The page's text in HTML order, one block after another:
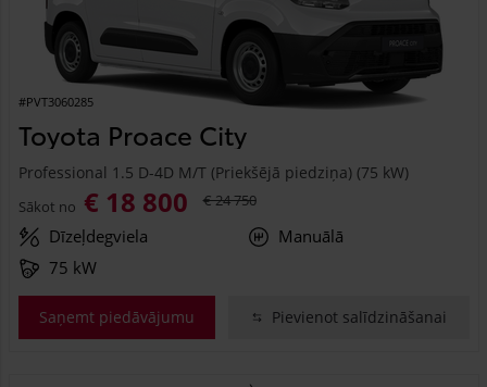
#PVT3060285
Toyota Proace City
Professional 1.5 D-4D M/T (Priekšējā piedziņa) (75 kW)
Sākot no € 18 800 € 24 750
Dīzeļdegviela
Manuālā
75 kW
Saņemt piedāvājumu Pievienot salīdzināšanai